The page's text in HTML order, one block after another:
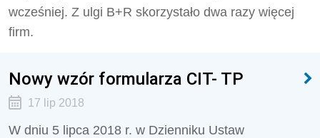
wcześniej. Z ulgi B+R skorzystało dwa razy więcej
firm.
Nowy wzór formularza CIT- TP
17 lip 2018
W dniu 5 lipca 2018 r. w Dzienniku Ustaw